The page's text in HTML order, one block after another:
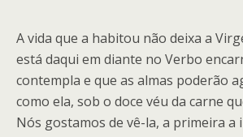
A vida que a habitou não deixa a
está daqui em diante no Verbo
contempla e que as almas poderão
como ela, sob o doce véu da carne
Nós gostamos de vê-la, a primeira a